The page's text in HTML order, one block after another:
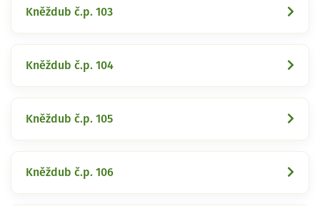
Kněždub č.p. 103
Kněždub č.p. 104
Kněždub č.p. 105
Kněždub č.p. 106